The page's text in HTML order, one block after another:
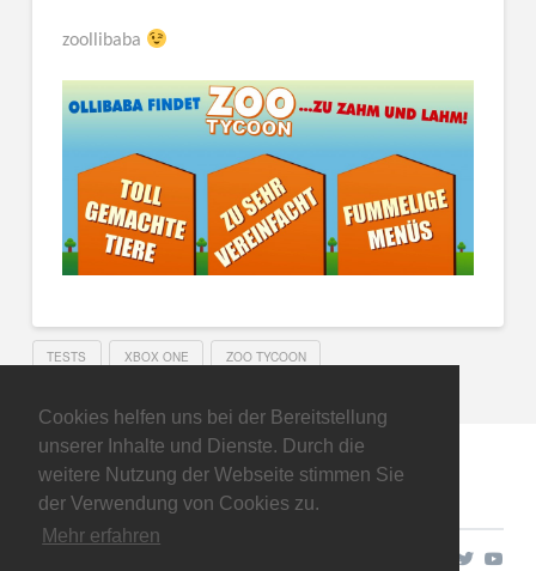
Cookies helfen uns bei der Bereitstellung
unserer Inhalte und Dienste. Durch die
weitere Nutzung der Webseite stimmen Sie
der Verwendung von Cookies zu.
Mehr erfahren
zoollibaba
TESTS XBOX ONE ZOO TYCOON